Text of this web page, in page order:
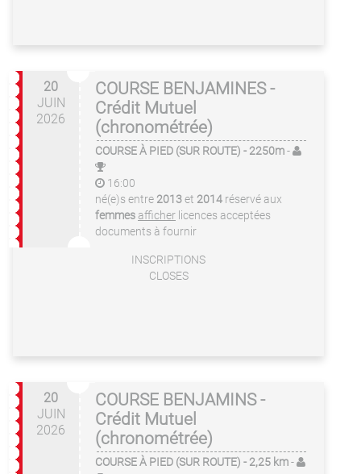
20
JUIN
2026
COURSE BENJAMINES -
Crédit Mutuel
(chronométrée)
COURSE À PIED (SUR ROUTE) - 2250m-
16:00
né(e)s entre 2013et 2014 réservé aux
femmesafficher licences acceptées
documents à fournir
INSCRIPTIONS
CLOSES
20
JUIN
2026
COURSE BENJAMINS -
Crédit Mutuel
(chronométrée)
COURSE À PIED (SUR ROUTE) - 2,25 km-